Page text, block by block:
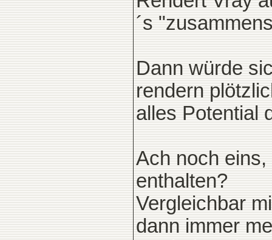
´s
Dann würde
rendern
alles Potential
Ach noch
enthalten?
Vergleichbar
dann immer